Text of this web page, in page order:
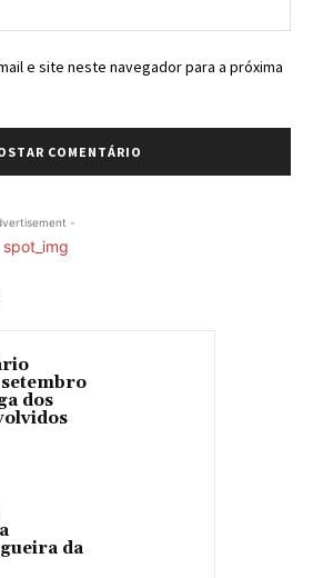
e site neste navegador para a próxima
-
dos
da